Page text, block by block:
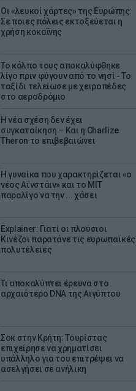
Οι «λευκοί χάρτες» της Ευρώπης:
Σε ποιες πόλεις εκτοξεύεται η
χρήση κοκαΐνης
Το κόλπο τους αποκαλύφθηκε
λίγο πριν φύγουν από το νησί - Το
ταξίδι τελείωσε με χειροπέδες
στο αεροδρόμιο
Η νέα σχέση δεν έχει
συγκατοίκηση – Και η Charlize
Theron το επιβεβαιώνει
Η γυναίκα που χαρακτηρίζεται «ο
νέος Αϊνστάιν» και το MIT
παραλίγο να την ... χάσει
Explainer: Γιατί οι πλούσιοι
Κινέζοι παρατάνε τις ευρωπαϊκές
πολυτέλειες
Τι αποκαλύπτει έρευνα στο
αρχαιότερο DNA της Αιγύπτου
Σοκ στην Κρήτη: Τουρίστας
επιχείρησε να χρηματίσει
υπάλληλο για του επιτρέψει να
ασελγήσει σε ανήλικη